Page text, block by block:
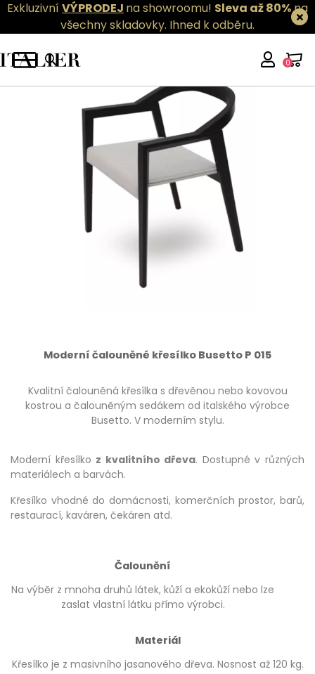
ExkluzivníVÝPRODEJ na showroomu! Sleva až 80%na
všechny skladovky. Ihned k odběru.
0
Moderní čalouněné křesílko Busetto P 015
Kvalitní čalouněná křesílka s dřevěnou nebo kovovou
kostrou a čalouněným sedákem od italského výrobce
Busetto. V moderním stylu.
Moderní křesílko z kvalitního dřeva. Dostupné v různých
materiálech a barvách.
Křesílko vhodné do domácnosti, komerčních prostor, barů,
restaurací, kaváren, čekáren atd.
Čalounění
Na výběr z mnoha druhů látek, kůží a ekokůží nebo lze
zaslat vlastní látku přímo výrobci.
Materiál
Křesílko je z masivního jasanového dřeva. Nosnost až 120 kg.